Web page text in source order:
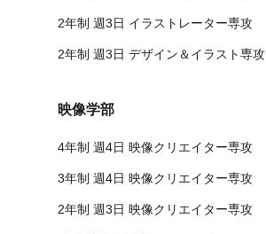
2年制 週3日 イラストレーター専攻
2年制 週3日 デザイン＆イラスト専攻
映像学部
4年制 週4日 映像クリエイター専攻
3年制 週4日 映像クリエイター専攻
2年制 週3日 映像クリエイター専攻